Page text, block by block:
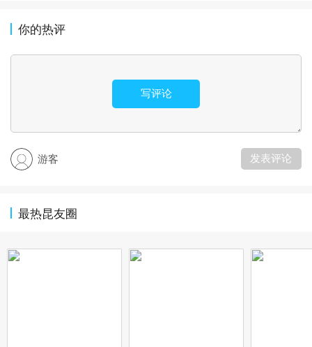
你的热评
写评论
游客 发表评论
最热昆友圈